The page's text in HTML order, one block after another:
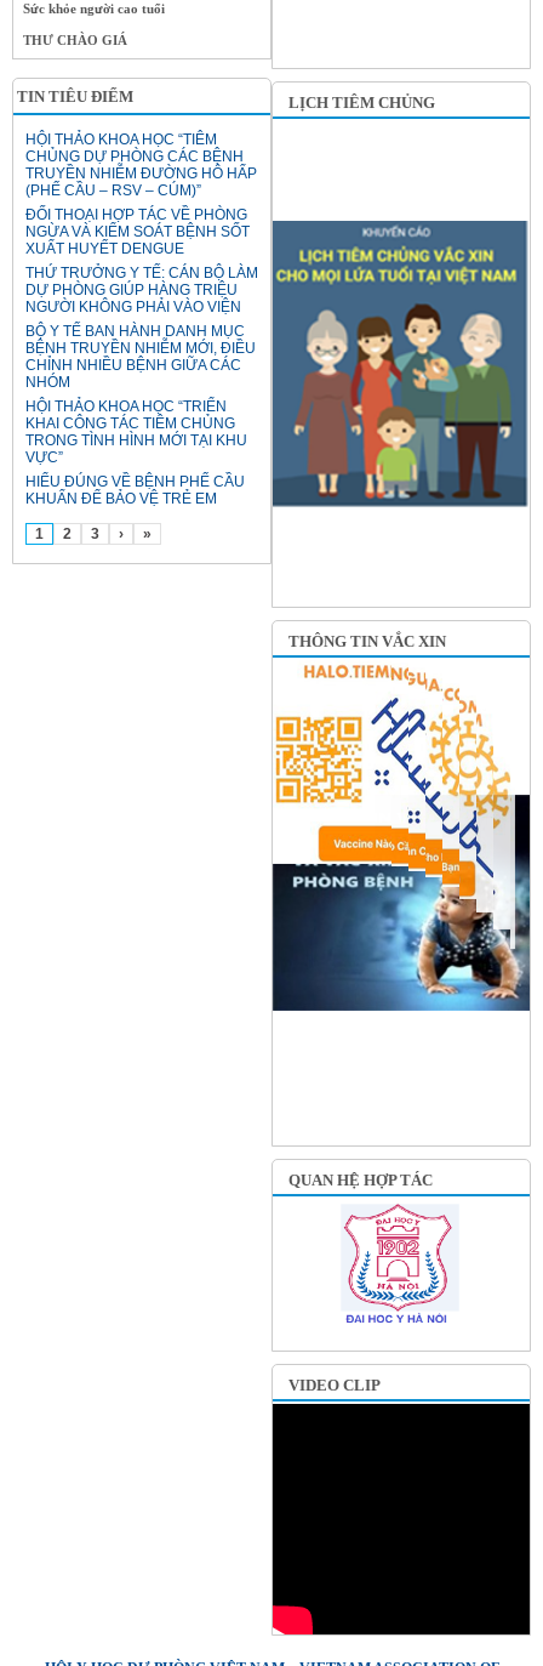
Sức khỏe người cao tuổi
THƯ CHÀO GIÁ
TIN TIÊU ĐIỂM
HỘI THẢO KHOA HỌC “TIÊM
CHỦNG DỰ PHÒNG CÁC BỆNH
TRUYỀN NHIỄM ĐƯỜNG HÔ HẤP
(PHẾ CẦU – RSV – CÚM)”
ĐỐI THOẠI HỢP TÁC VỀ PHÒNG
NGỪA VÀ KIỂM SOÁT BỆNH SỐT
XUẤT HUYẾT DENGUE
THỨ TRƯỞNG Y TẾ: CÁN BỘ LÀM
DỰ PHÒNG GIÚP HÀNG TRIỆU
NGƯỜI KHÔNG PHẢI VÀO VIỆN
BỘ Y TẾ BAN HÀNH DANH MỤC
BỆNH TRUYỀN NHIỄM MỚI, ĐIỀU
CHỈNH NHIỀU BỆNH GIỮA CÁC
NHÓM
HỘI THẢO KHOA HỌC “TRIỂN
KHAI CÔNG TÁC TIÊM CHỦNG
TRONG TÌNH HÌNH MỚI TẠI KHU
VỰC”
HIỂU ĐÚNG VỀ BỆNH PHẾ CẦU
KHUẨN ĐỂ BẢO VỆ TRẺ EM
1 2 3 › »
LỊCH TIÊM CHỦNG
THÔNG TIN VẮC XIN
QUAN HỆ HỢP TÁC
VIDEO CLIP